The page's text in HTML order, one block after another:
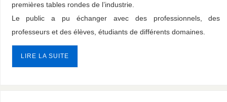
premières tables rondes de l’industrie.
Le public a pu échanger avec des professionnels, des
professeurs et des élèves, étudiants de différents domaines.
LIRE LA SUITE